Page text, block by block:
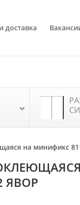
доставка
на минификс
ЯВОР